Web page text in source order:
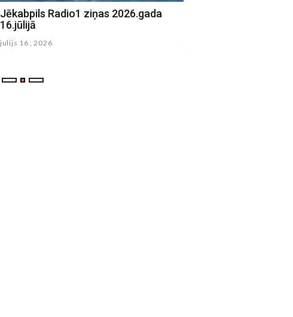
Jēkabpils Radio1 ziņas 2026.gada
16.jūlijā
julijs 16 , 2026